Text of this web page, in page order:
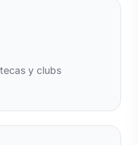
y clubs